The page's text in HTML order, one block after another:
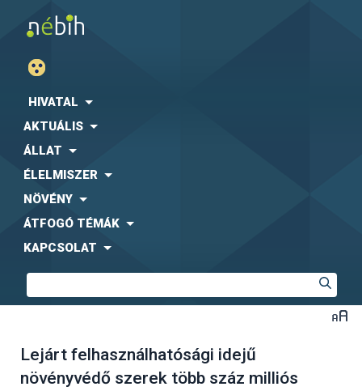
HIVATAL
AKTUÁLIS
ÁLLAT
ÉLELMISZER
NÖVÉNY
ÁTFOGÓ TÉMÁK
KAPCSOLAT
Lejárt felhasználhatósági idejű
növényvédő szerek több száz milliós